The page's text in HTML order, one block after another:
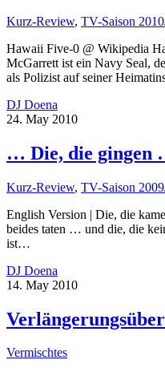
Kurz-Review, TV-Saison
Hawaii Five-0 @ Wikipedia
McGarrett ist ein Navy Seal,
als Polizist auf seiner
DJ Doena
24. May 2010
… Die, die gingen
Kurz-Review, TV-Saison
English Version | Die, die
beides taten … und die, die
ist…
DJ Doena
14. May 2010
Vermischtes